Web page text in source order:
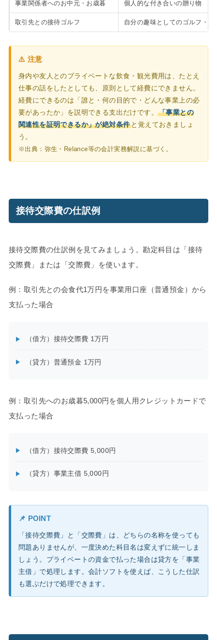
事業関係者へのお中元・お歳暮 個人的な付き合いの贈り物
取引先との接待ゴルフ 自分の趣味としてのゴルフ・旅
⚠️ 注意
身内や友人とのプライベートな飲食・観光費用は、たとえ
仕事の話をしたとしても、原則として経費にできません。
経費にできるのは「誰と・何の目的で・どんな事業上の必
要があったか」を説明できる支出だけです。
「事業との
関連性を証明できるか」が絶対条件 と覚えておきましょ
う。
※出典：弥生・Relance等の会計実務解説に基づく。
接待交際費の仕訳例
接待交際費の仕訳例を見てみましょう。勘定科目は「接待
交際費」または「交際費」を使います。
例：取引先との会食代1万円を事業用口座（普通預金）から
支払った場合
（借方）接待交際費 1万円
（貸方）普通預金 1万円
例：取引先へのお歳暮5,000円を個人用クレジットカードで
支払った場合
（借方）接待交際費 5,000円
（貸方）事業主借 5,000円
📌 POINT
「接待交際費」と「交際費」は、どちらの名称を使っても
問題ありませんが、一度決めた科目名は変えずに統一しま
しょう。プライベートの資金で払った場合は貸方を「事業
主借」で処理します。会計ソフトを使えば、こうした仕訳
も選ぶだけで処理できます。